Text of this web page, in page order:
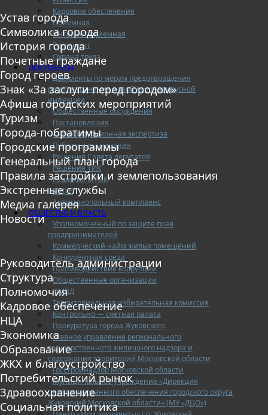
Кадровое обеспечение
Приемная
Интернет-приемная
Регламент
Охрана труда
ДОКУМЕНТЫ
Документы по мерам предотвращения
распространения новой коронавирусной
инфекции
Общественные обсуждения
Постановления
Антикоррупционная экспертиза
Публичные слушания
Решения Совета депутатов
Решения ТИК
Решения МТИК
МЦУР
Антимонопольный комплаенс
ОБЩЕСТВО И ВЛАСТЬ
Уполномоченный по защите прав
предпринимателей
Коммерческий найм жилых помещений
Конкурентная среда
Противодействие коррупции
Общественные организации
ОМВД
Территориальная избирательная комиссия
Контрольно — счетная палата
Прокуратура города Жуковского
Главное управление регионального
государственного жилищного надзора и
содержания территорий Московской области
Госстройнадзор Московской области
Муниципальное учреждение «Дирекция
централизованного обеспечения городского округа
Жуковский Московской области» (МУ «ДЦО»)
Устав города
Символика города
История города
Почетные граждане
Город героев
Знак «За заслуги перед городом»
Афиша городских мероприятий
Туризм
Города-побратимы
Городские программы
Генеральный план города
Правила застройки и землепользования
Экстренные службы
Медиа галерея
Новости
Руководитель администрации
Структура
Полномочия
Кадровое обеспечение
НЦА
Экономика
Образование
ЖКХ и благоустройство
Потребительский рынок
Здравоохранение
Социальная политика